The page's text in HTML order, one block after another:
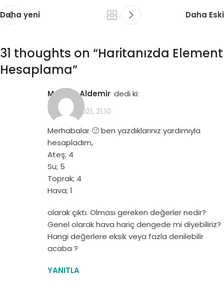
Daha yeni Daha Eski
31 thoughts on “Haritanızda Element
Hesaplama”
Meltem Aldemir dedi ki:
19 Aralık 2021, 21:10
Merhabalar 🙂 ben yazdıklarınız yardımıyla
hesapladım,
Ateş; 4
Su; 5
Toprak; 4
Hava; 1
olarak çıktı. Olması gereken değerler nedir?
Genel olarak hava hariç dengede mi diyebiliriz?
Hangi değerlere eksik veya fazla denilebilir
acaba ?
YANITLA